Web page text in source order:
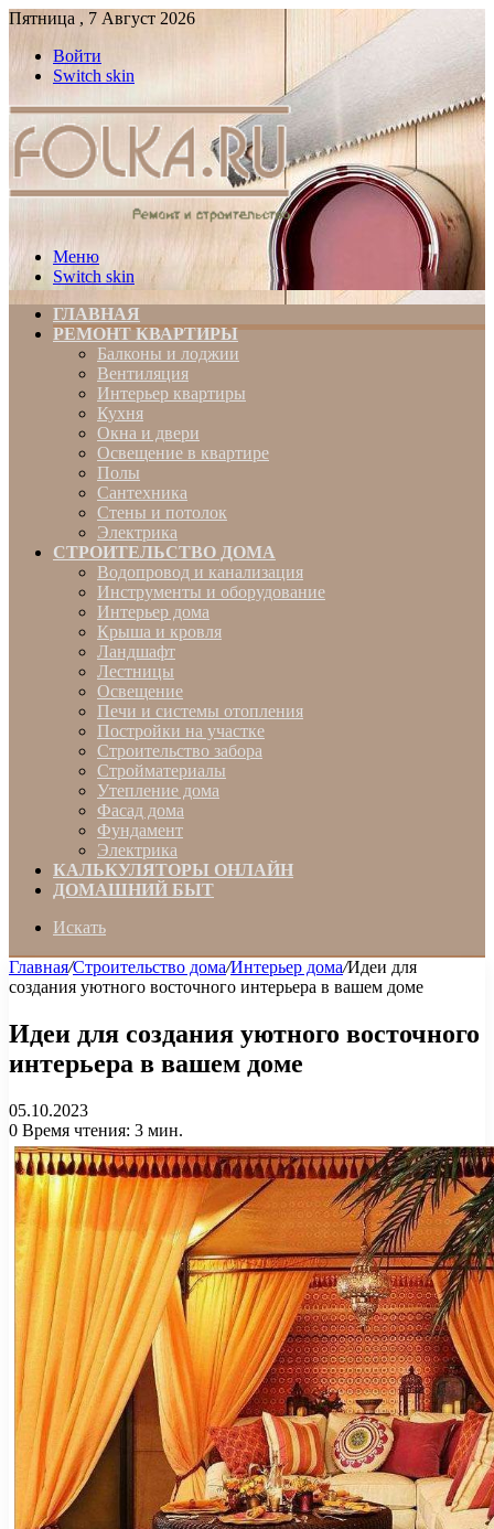
Пятница , 7 Август 2026
Войти
Switch skin
Меню
Switch skin
ГЛАВНАЯ
РЕМОНТ КВАРТИРЫ
Балконы и лоджии
Вентиляция
Интерьер квартиры
Кухня
Окна и двери
Освещение в квартире
Полы
Сантехника
Стены и потолок
Электрика
СТРОИТЕЛЬСТВО ДОМА
Водопровод и канализация
Инструменты и оборудование
Интерьер дома
Крыша и кровля
Ландшафт
Лестницы
Освещение
Печи и системы отопления
Постройки на участке
Строительство забора
Стройматериалы
Утепление дома
Фасад дома
Фундамент
Электрика
КАЛЬКУЛЯТОРЫ ОНЛАЙН
ДОМАШНИЙ БЫТ
Искать
Главная/Строительство дома/Интерьер дома/Идеи для
создания уютного восточного интерьера в вашем доме
Идеи для создания уютного восточного
интерьера в вашем доме
05.10.2023
0 Время чтения: 3 мин.